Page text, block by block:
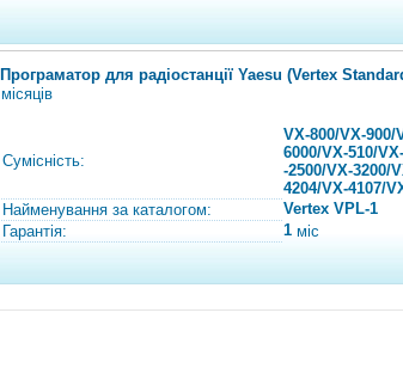
Програматор для радіостанції Yaesu (Vertex
місяців
Сумісність:
VX-800/VX-900/
6000/VX-510/
-2500/VX-3200/
4204/VX-4107/
Найменування за каталогом:
Vertex VPL-1
Гарантія:
1 міс